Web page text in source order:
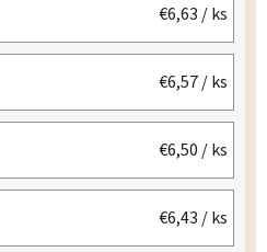
€6,63 / ks
€6,57/ ks
€6,50 / ks
€6,43 / ks